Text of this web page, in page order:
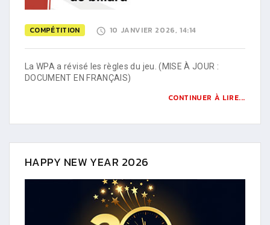
COMPÉTITION 10 JANVIER 2026, 14:14
La WPA a révisé les règles du jeu. (MISE À JOUR :
DOCUMENT EN FRANÇAIS)
CONTINUER À LIRE...
HAPPY NEW YEAR 2026